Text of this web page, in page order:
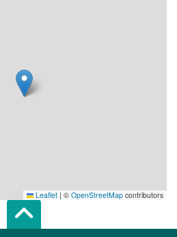
Leaflet | © OpenStreetMap contributors
Scroll top of